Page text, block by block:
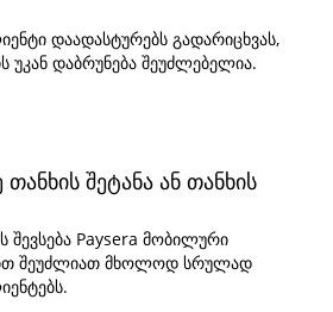
დაადასტურებს გადარიცხვას,
უკან დაბრუნება შეუძლებელია.
თანხის შეტანა ან თანხის
შევსება Paysera მობილური
შეუძლიათ მხოლოდ სრულად